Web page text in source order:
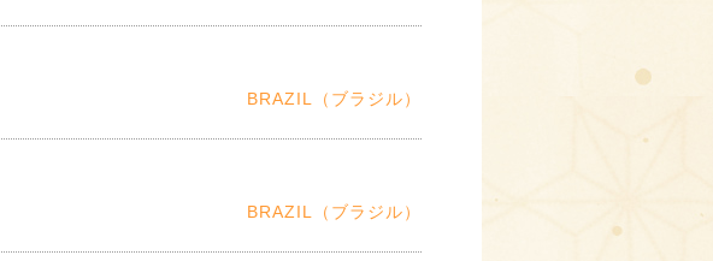
BRAZIL（ブラジル）
BRAZIL（ブラジル）